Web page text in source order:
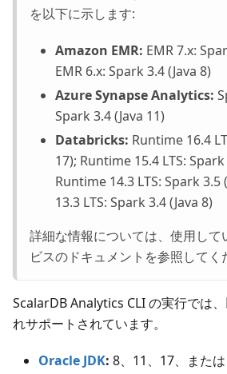
を以下に示します:
Amazon EMR: EMR 7.x:
EMR 6.x: Spark 3.4 (Java 8)
Azure Synapse Analytics:
Spark 3.4 (Java 11)
Databricks: Runtime 16.4
17); Runtime 15.4 LTS: Spark
Runtime 14.3 LTS: Spark 3.5
13.3 LTS: Spark 3.4 (Java 8)
詳細な情報については、使用して
ビスのドキュメントを参照してく
ScalarDB Analytics CLI の実行では、
れサポートされています。
Oracle JDK: 8、11、17、または